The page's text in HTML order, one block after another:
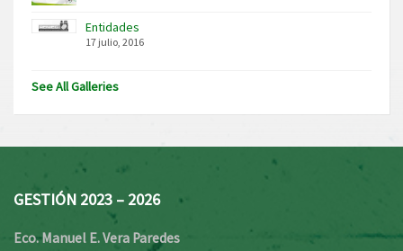
Entidades
17 julio, 2016
See All Galleries
GESTIÓN 2023 – 2026
Eco. Manuel E. Vera Paredes